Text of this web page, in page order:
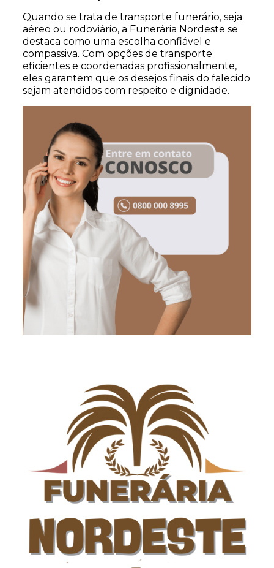
Quando se trata de transporte funerário, seja
aéreo ou rodoviário, a Funerária Nordeste se
destaca como uma escolha confiável e
compassiva. Com opções de transporte
eficientes e coordenadas profissionalmente,
eles garantem que os desejos finais do falecido
sejam atendidos com respeito e dignidade.